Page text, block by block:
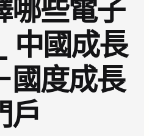
哪些電子
中國成長
國度成長
戶